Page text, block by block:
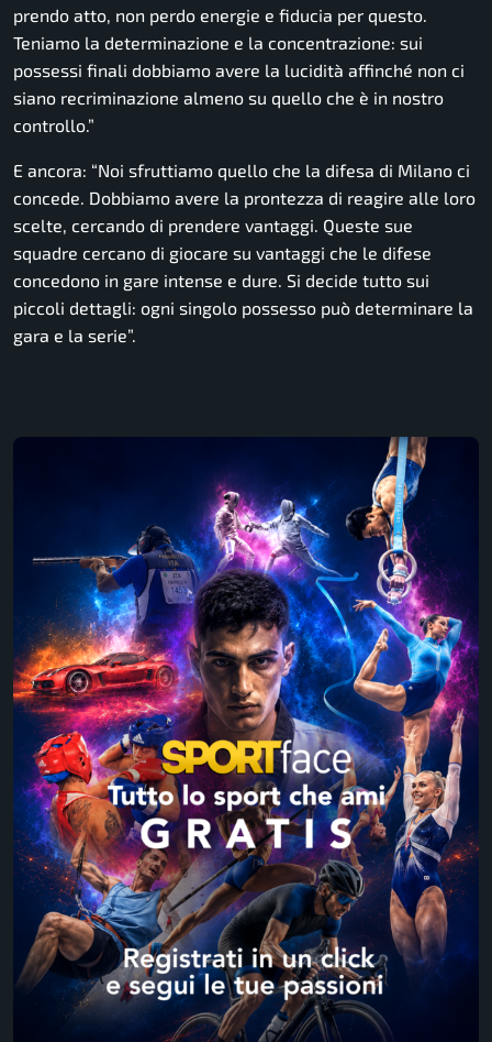
prendo atto, non perdo energie e fiducia per questo.
Teniamo la determinazione e la concentrazione: sui
possessi finali dobbiamo avere la lucidità affinché non ci
siano recriminazione almeno su quello che è in nostro
controllo.”
E ancora: “Noi sfruttiamo quello che la difesa di Milano ci
concede. Dobbiamo avere la prontezza di reagire alle loro
scelte, cercando di prendere vantaggi. Queste sue
squadre cercano di giocare su vantaggi che le difese
concedono in gare intense e dure. Si decide tutto sui
piccoli dettagli: ogni singolo possesso può determinare la
gara e la serie”.